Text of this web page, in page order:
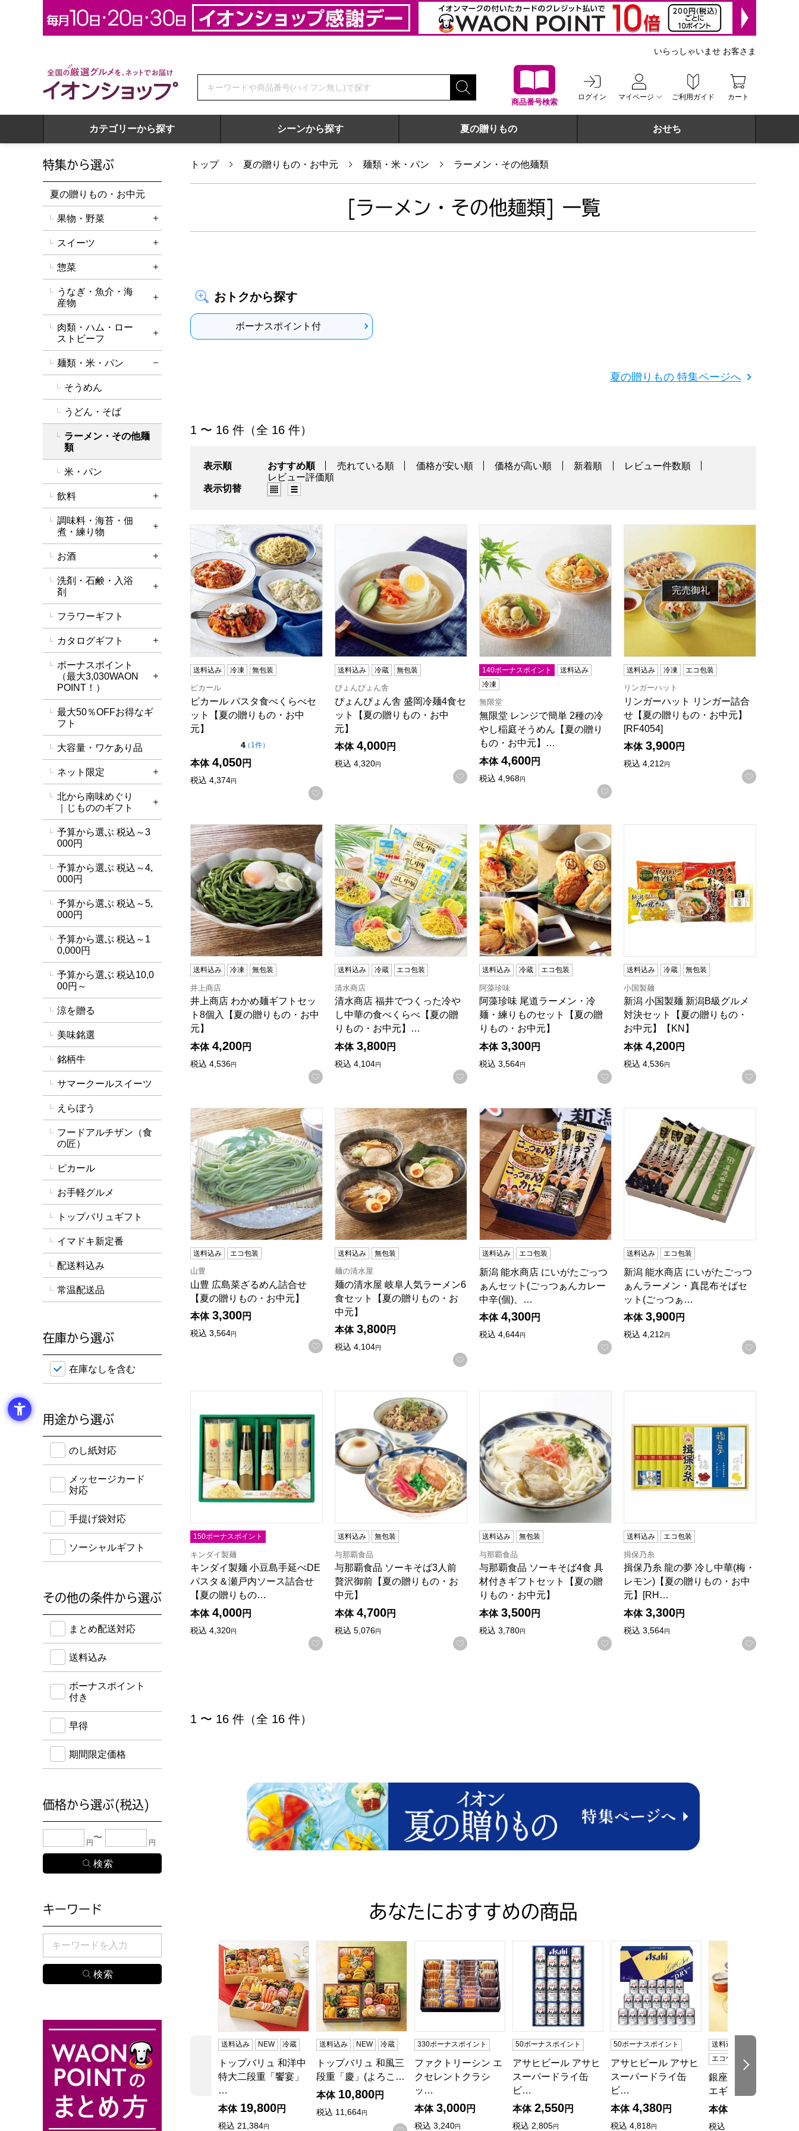
全国の厳選グルメを、ネットでお届け イオンショップ
商品番号検索
ログイン マイページ ご利用ガイド カート
いらっしゃいませ お客さま
カテゴリーから探す シーンから探す 夏の贈りもの おせち
トップ 夏の贈りもの・お中元 麺類・米・パン ラーメン・その他麺類
[ラーメン・その他麺類] 一覧
おトクから探す
ボーナスポイント付
夏の贈りもの 特集ページへ
「ラーメン・その他麺類」の商品一覧
1 〜 16 件（全 16 件）
表示順 おすすめ順 売れている順 価格が安い順 価格が高い順 新着順
レビュー件数順
レビュー評価順
表示切替
グリッド表示（タイル表示）
ピカール パスタ食べくらべセット【夏の贈りもの・お中元】
送料込み 冷凍 無包装
ピカール
ピカール パスタ食べくらべセ
ット【夏の贈りもの・お中
元】
4点（5点満点中）
（ 1件の評価
）
本体 4,050円
税込 4,374円
お気に入りに登録する
送料込み 冷蔵 無包装
ぴょんぴょん舎
ぴょんぴょん舎 盛岡冷麺4食セ
ット【夏の贈りもの・お中
元】
本体 4,000円
税込 4,320円
お気に入りに登録する
140ボーナスポイント
送料込み
冷凍
無限堂
無限堂 レンジで簡単 2種の冷
やし稲庭そうめん【夏の贈り
もの・お中元】…
本体 4,600円
税込 4,968円
お気に入りに登録する
完売御礼
送料込み 冷凍 エコ包装
リンガーハット
リンガーハット リンガー詰合
せ【夏の贈りもの・お中元】
[RF4054]
本体 3,900円
税込 4,212円
お気に入
井上商店 わかめ麺ギフトセット8個入【夏の贈りもの・お中元】
送料込み 冷凍 無包装
井上商店
井上商店 わかめ麺ギフトセッ
ト8個入【夏の贈りもの・お中
元】
本体 4,200円
税込 4,536円
お気に入りに登録する
清水商店 福井でつくった冷やし中華の食べくらべ【夏の贈りもの・お中元】[TFH-3]
送料込み 冷蔵 エコ包装
清水商店
清水商店 福井でつくった冷や
し中華の食べくらべ【夏の贈
りもの・お中元】…
本体 3,800円
税込 4,104円
お気に入りに登録する
阿藻珍味 尾道ラーメン・冷麺・練りものセット【夏の贈りもの・お中元】
送料込み 冷蔵 エコ包装
阿藻珍味
阿藻珍味 尾道ラーメン・冷
麺・練りものセット【夏の贈
りもの・お中元】
本体 3,300円
税込 3,564円
お気に入りに登録する
送料込み 冷蔵 無包装
小国製麺
新潟 小国製麺 新潟B級グルメ
対決セット【夏の贈りもの・
お中元】【KN】
本体 4,200円
税込 4,536円
お気に入
山豊 広島菜ざるめん詰合せ【夏の贈りもの・お中元】
送料込み エコ包装
山豊
山豊 広島菜ざるめん詰合せ
【夏の贈りもの・お中元】
本体 3,300円
税込 3,564円
お気に入りに登録する
麺の清水屋 岐阜人気ラーメン6食セット【夏の贈りもの・お中元】
送料込み 無包装
麺の清水屋
麺の清水屋 岐阜人気ラーメン6
食セット【夏の贈りもの・お
中元】
本体 3,800円
税込 4,104円
お気に入りに登録する
新潟 能水商店 にいがたごっつぁんセット(ごっつぁんカレー中辛(個)、ご
送料込み エコ包装
新潟 能水商店 にいがたごっつ
ぁんセット(ごっつぁんカレー
中辛(個)、…
本体 4,300円
税込 4,644円
お気に入りに登録する
送料込み エコ包装
新潟 能水商店 にいがたごっつ
ぁんラーメン・真昆布そばセ
ット(ごっつぁ…
本体 3,900円
税込 4,212円
お気に入
キンダイ製麺 小豆島手延べDEパスタ＆瀬戸内ソース詰合せ【夏の贈りもの・お中元】[TPO-40]
150ボーナスポイント
キンダイ製麺
キンダイ製麺 小豆島手延べDE
パスタ＆瀬戸内ソース詰合せ
【夏の贈りもの…
本体 4,000円
税込 4,320円
お気に入りに登録する
与那覇食品 ソーキそば3人前 贅沢御前【夏の贈りもの・お中元】
送料込み 無包装
与那覇食品
与那覇食品 ソーキそば3人前
贅沢御前【夏の贈りもの・お
中元】
本体 4,700円
税込 5,076円
お気に入りに登録する
送料込み 無包装
与那覇食品
与那覇食品 ソーキそば4食 具
材付きギフトセット【夏の贈
りもの・お中元】
本体 3,500円
税込 3,780円
お気に入りに登録する
送料込み エコ包装
揖保乃糸
揖保乃糸 龍の夢 冷し中華(梅・
レモン)【夏の贈りもの・お中
元】[RH…
本体 3,300円
税込 3,564円
お気に入
1 〜 16 件（全 16 件）
あなたにおすすめの商品
前の商品
トップバリュ 和洋中特大二段重「饗宴」(きょうえん)【4〜5人前・77品目】【イオンのおせち】
送料込み NEW 冷蔵
トップバリュ 和洋中
特大二段重「饗宴」
…
本体 19,800円
税込 21,384円
トップバリュ 和風三段重「慶」(よろこび)【3〜4人前・35品目】【イオンのおせち】
送料込み NEW 冷蔵
トップバリュ 和風三
段重「慶」(よろこ…
本体 10,800円
税込 11,664円
ファクトリーシン エクセレントクラシック30【夏の贈りもの・お中元】[EX-C30]
330ボーナスポイント
ファクトリーシン エ
クセレントクラシ
ッ…
本体 3,000円
税込 3,240円
アサヒビール アサヒスーパードライ缶ビールセット【夏の贈りも
50ボーナスポイント
アサヒビール アサヒ
スーパードライ缶
ビ…
本体 2,550円
税込 2,805円
アサヒビール アサヒスーパードライ缶ビ
50ボーナスポイント
アサヒビール アサヒ
スーパードライ缶
ビ…
本体 4,380円
税込 4,818円
送料込み
エコ包装
銀座京橋 レ ロジェ
エギュスキロール…
本体
税込
次の商品
特集から選ぶ
夏の贈りもの・お中元
果物・野菜
詳細を開く
スイーツ
詳細を開く
惣菜
詳細を開く
うなぎ・魚介・海
産物
詳細を開く
肉類・ハム・ロー
ストビーフ
詳細を開く
麺類・米・パン
そうめん
うどん・そば
ラーメン・その他麺
類
米・パン
飲料
詳細を開く
調味料・海苔・佃
煮・練り物
詳細を開く
お酒
詳細を開く
洗剤・石鹸・入浴
剤
詳細を開く
フラワーギフト
カタログギフト
詳細を開く
ボーナスポイント
（最大3,030WAON
POINT！）
詳細を開く
最大50％OFFお得なギ
フト
大容量・ワケあり品
ネット限定
詳細を開く
北から南味めぐり
｜じもののギフト
詳細を開く
予算から選ぶ 税込～3
000円
予算から選ぶ 税込～4,
000円
予算から選ぶ 税込～5,
000円
予算から選ぶ 税込～1
0,000円
予算から選ぶ 税込10,0
00円～
涼を贈る
美味銘選
銘柄牛
サマークールスイーツ
えらぼう
フードアルチザン（食
の匠）
ピカール
お手軽グルメ
トップバリュギフト
イマドキ新定番
配送料込み
常温配送品
在庫から選ぶ
在庫のない商品を含めて検索することができます。
在庫なしを含む
用途から選ぶ
のし紙・メッセージカード・手提げ袋に対応している商品から絞りこむことができます。
のし紙対応
メッセージカード
対応
手提げ袋対応
ソーシャルギフト
その他の条件から選ぶ
送料込み・ボーナスポイント付き・早得・期間限定商品から絞り込むことができます。
まとめ配送対応
送料込み
ボーナスポイント
付き
早得
期間限定価格
価格から選ぶ(税込)
下限金額・上限金額のどちらか１つまたは両方に、検索したい金額を入力してください。
円 円
キーワード
検索したい商品のキーワードを入力してください。